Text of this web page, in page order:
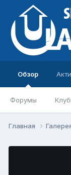
Обзор
Форумы
Главная